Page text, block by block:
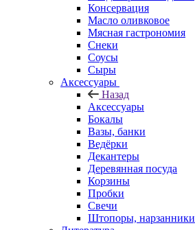
Консервация
Масло оливковое
Мясная гастрономия
Снеки
Соусы
Сыры
Аксессуары
Назад
Аксессуары
Бокалы
Вазы, банки
Ведёрки
Декантеры
Деревянная посуда
Корзины
Пробки
Свечи
Штопоры, нарзанники